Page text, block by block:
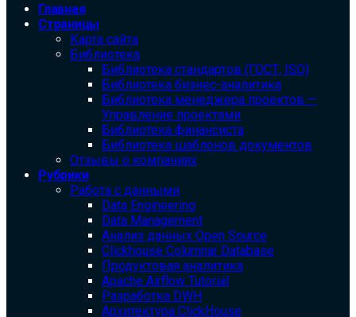
Главная
Страницы
Карта сайта
Библиотека
Библиотека cтандартов (ГОСТ, ISO)
Библиотека бизнес-аналитика
Библиотека менеджера проектов —
Управление проектами
Библиотека финансиста
Библиотека шаблонов документов
Отзывы о компаниях
Рубрики
Работа с данными
Data Engineering
Data Management
Анализ данных Open Source
Clickhouse Columnar Database
Продуктовая аналитика
Apache Airflow Tutorial
Разработка DWH
Архитектура ClickHouse